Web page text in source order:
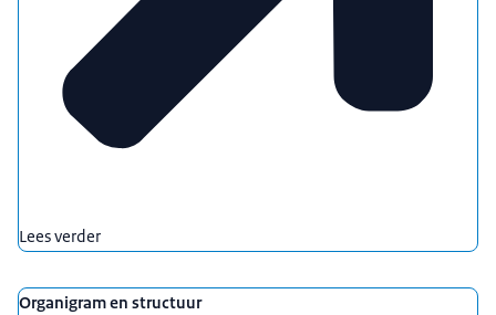
Lees verder
Organigram en structuur